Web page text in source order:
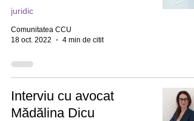
juridic
Comunitatea CCU
18 oct. 2022
4 min de citit
Interviu cu avocat
Mădălina Dicu